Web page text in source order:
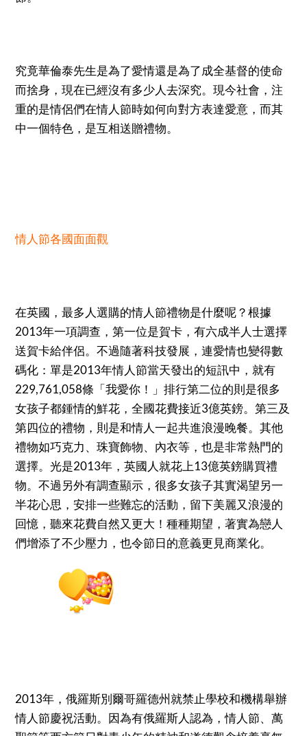
究竟華倫泰先生是為了愛情還是為了成全基督的使命
而捨身，現在已經沒有多少人去深究。現今社會，注
重的是情侶們在情人節時如何向對方表達愛意，而其
中一個特色，是互相送贈禮物。
情人節各國面面觀
在英國，最多人選購的情人節禮物是什麼呢？根據
2013年一項調查，第一位是賀卡，有六成半人士選擇
送賀卡給伴侶。不過隨著科技發展，連愛情也變得數
碼化：單是2013年情人節當天發出的短訊中，就有
229,761,058條「我愛你！」排行第二位的則是很多
女孩子都鍾情的鮮花，全國花費接近3億英鎊。第三及
第四位的禮物，則是和情人一起共進浪漫晚餐。其他
禮物如巧克力、珠寶飾物、內衣等，也是非常熱門的
選擇。光是2013年，英國人就花上13億英鎊購買禮
物。不過另外有調查顯示，很多女孩子其實渴望另一
半花心思，安排一些難忘的活動，留下美麗又浪漫的
回憶，聽來花費自然又更大！種種期望，著實為戀人
們增添了不少壓力，也令節日的意義更見商業化。
2013年，俄羅斯別爾哥羅德州就禁止學校和機構舉辦
情人節慶祝活動。因為有俄羅斯人認為，情人節、萬